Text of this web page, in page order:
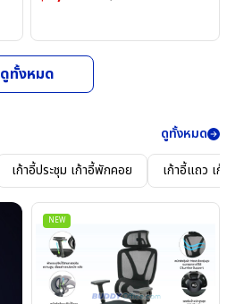
ดูทั้งหมด
ดูทั้งหมด
เก้าอี้ประชุม เก้าอี้พักคอย เก้าอี้แถว เ
NEW